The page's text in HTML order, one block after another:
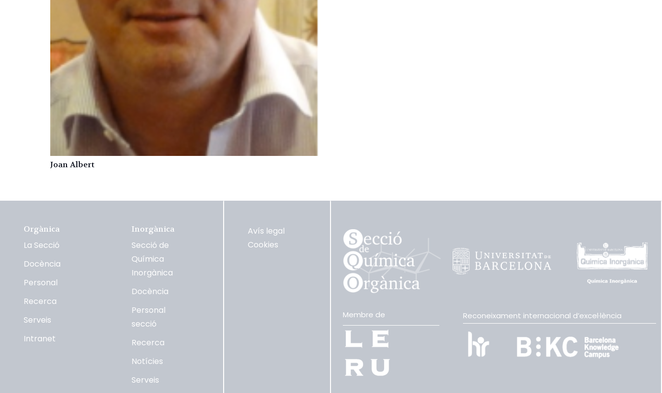
Joan Albert
Orgànica
La Secció
Docència
Personal
Recerca
Serveis
Intranet
Inorgànica
Secció de
Química
Inorgànica
Docència
Personal
secció
Recerca
Notícies
Serveis
Avís legal
Cookies
Membre de Reconeixament internacional d’excel·lència